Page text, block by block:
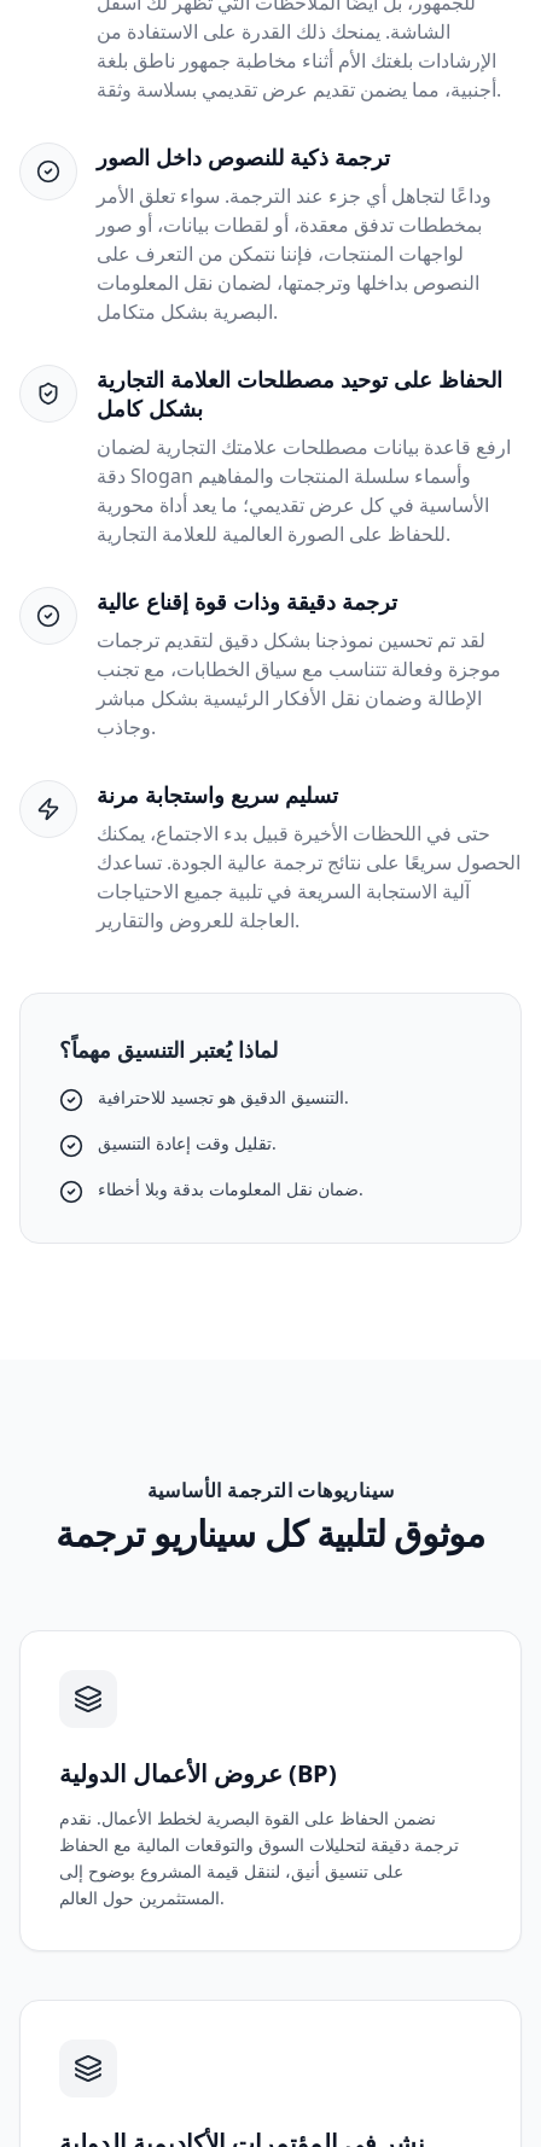
الشاشة. يمنحك ذلك القدرة على الاستفادة من
الإرشادات بلغتك الأم أثناء مخاطبة جمهور ناطق بلغة
أجنبية، مما يضمن تقديم عرض تقديمي بسلاسة وثقة.
ترجمة ذكية للنصوص داخل الصور
وداعًا لتجاهل أي جزء عند الترجمة. سواء تعلق الأمر
بمخططات تدفق معقدة، أو لقطات بيانات، أو صور
لواجهات المنتجات، فإننا نتمكن من التعرف على
النصوص بداخلها وترجمتها، لضمان نقل المعلومات
البصرية بشكل متكامل.
الحفاظ على توحيد مصطلحات العلامة التجارية
بشكل كامل
ارفع قاعدة بيانات مصطلحات علامتك التجارية لضمان
دقة Slogan وأسماء سلسلة المنتجات والمفاهيم
الأساسية في كل عرض تقديمي؛ ما يعد أداة محورية
للحفاظ على الصورة العالمية للعلامة التجارية.
ترجمة دقيقة وذات قوة إقناع عالية
لقد تم تحسين نموذجنا بشكل دقيق لتقديم ترجمات
موجزة وفعالة تتناسب مع سياق الخطابات، مع تجنب
الإطالة وضمان نقل الأفكار الرئيسية بشكل مباشر
وجاذب.
تسليم سريع واستجابة مرنة
حتى في اللحظات الأخيرة قبيل بدء الاجتماع، يمكنك
الحصول سريعًا على نتائج ترجمة عالية الجودة. تساعدك
آلية الاستجابة السريعة في تلبية جميع الاحتياجات
العاجلة للعروض والتقارير.
لماذا يُعتبر التنسيق مهماً؟
التنسيق الدقيق هو تجسيد للاحترافية.
تقليل وقت إعادة التنسيق.
ضمان نقل المعلومات بدقة وبلا أخطاء.
سيناريوهات الترجمة الأساسية
موثوق لتلبية كل سيناريو ترجمة
عروض الأعمال الدولية (BP)
نضمن الحفاظ على القوة البصرية لخطط الأعمال. نقدم
ترجمة دقيقة لتحليلات السوق والتوقعات المالية مع الحفاظ
على تنسيق أنيق، لننقل قيمة المشروع بوضوح إلى
المستثمرين حول العالم.